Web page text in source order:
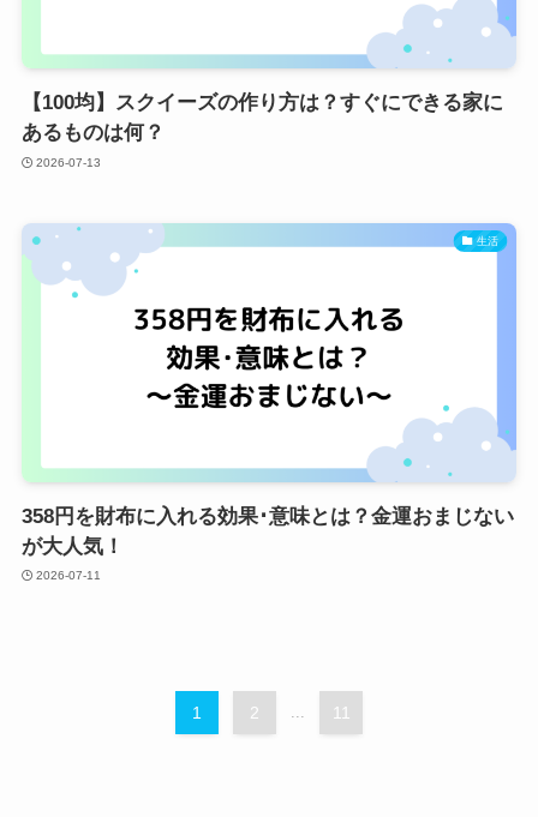
【100均】スクイーズの作り方は？すぐにできる家に
あるものは何？
2026-07-13
生活
358円を財布に入れる効果･意味とは？金運おまじない
が大人気！
2026-07-11
1 2 11